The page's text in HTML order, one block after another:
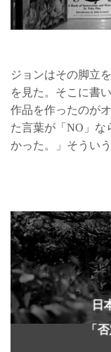
ジョンはその脚立
を見た。そこに書
作品を作ったのが
た言葉が「NO」な
かった。」そういう
日
「